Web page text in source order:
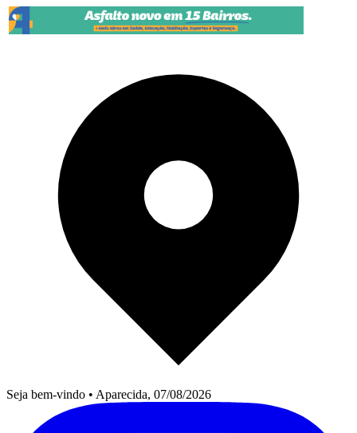
Pular para o conteúdo
Seja bem-vindo • Aparecida, 07/08/2026